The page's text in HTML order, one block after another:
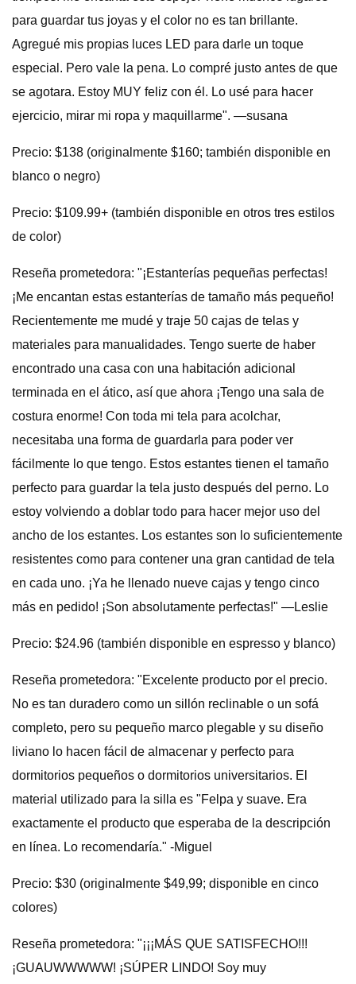
para guardar tus joyas y el color no es tan brillante.
Agregué mis propias luces LED para darle un toque
especial. Pero vale la pena. Lo compré justo antes de que
se agotara. Estoy MUY feliz con él. Lo usé para hacer
ejercicio, mirar mi ropa y maquillarme". —susana
Precio: $138 (originalmente $160; también disponible en
blanco o negro)
Precio: $109.99+ (también disponible en otros tres estilos
de color)
Reseña prometedora: "¡Estanterías pequeñas perfectas!
¡Me encantan estas estanterías de tamaño más pequeño!
Recientemente me mudé y traje 50 cajas de telas y
materiales para manualidades. Tengo suerte de haber
encontrado una casa con una habitación adicional
terminada en el ático, así que ahora ¡Tengo una sala de
costura enorme! Con toda mi tela para acolchar,
necesitaba una forma de guardarla para poder ver
fácilmente lo que tengo. Estos estantes tienen el tamaño
perfecto para guardar la tela justo después del perno. Lo
estoy volviendo a doblar todo para hacer mejor uso del
ancho de los estantes. Los estantes son lo suficientemente
resistentes como para contener una gran cantidad de tela
en cada uno. ¡Ya he llenado nueve cajas y tengo cinco
más en pedido! ¡Son absolutamente perfectas!" —Leslie
Precio: $24.96 (también disponible en espresso y blanco)
Reseña prometedora: "Excelente producto por el precio.
No es tan duradero como un sillón reclinable o un sofá
completo, pero su pequeño marco plegable y su diseño
liviano lo hacen fácil de almacenar y perfecto para
dormitorios pequeños o dormitorios universitarios. El
material utilizado para la silla es "Felpa y suave. Era
exactamente el producto que esperaba de la descripción
en línea. Lo recomendaría." -Miguel
Precio: $30 (originalmente $49,99; disponible en cinco
colores)
Reseña prometedora: "¡¡¡MÁS QUE SATISFECHO!!!
¡GUAUWWWWW! ¡SÚPER LINDO! Soy muy